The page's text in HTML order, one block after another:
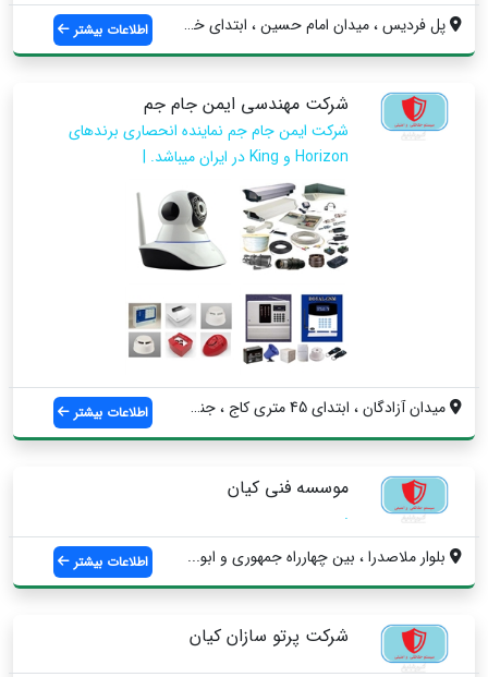
پل فردیس ، میدان امام حسین ، ابتدای خیاب...
اطلاعات بیشتر
شرکت مهندسی ایمن جام جم
شرکت ایمن جام جم نماینده انحصاری برندهای
Horizon و King در ایران میباشد. |
میدان آزادگان ، ابتدای 45 متری کاج ، جنب... اطلاعات بیشتر
موسسه فنی کیان
.
بلوار ملاصدرا ، بین چهارراه جمهوری و ابو...
اطلاعات بیشتر
شرکت پرتو سازان کیان